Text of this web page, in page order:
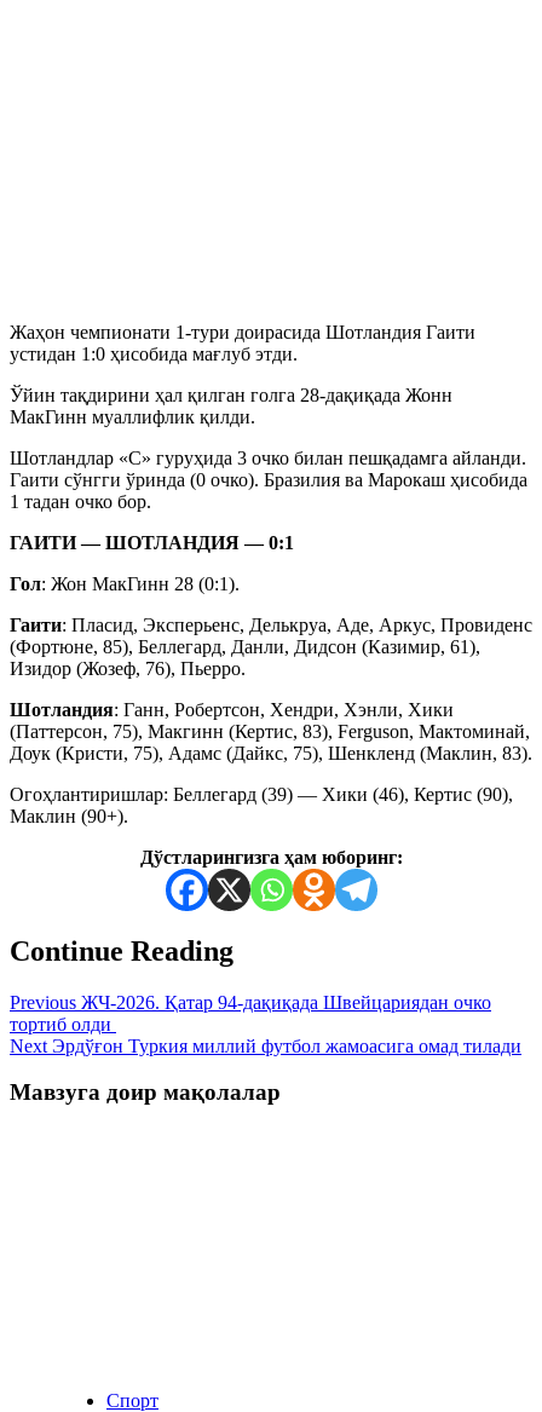
Жаҳон чемпионати 1-тури доирасида Шотландия Гаити
устидан 1:0 ҳисобида мағлуб этди.
Ўйин тақдирини ҳал қилган голга 28-дақиқада Жонн
МакГинн муаллифлик қилди.
Шотландлар «C» гуруҳида 3 очко билан пешқадамга айланди.
Гаити сўнгги ўринда (0 очко). Бразилия ва Марокаш ҳисобида
1 тадан очко бор.
ГАИТИ — ШОТЛАНДИЯ — 0:1
Гол: Жон МакГинн 28 (0:1).
Гаити: Пласид, Эксперьенс, Делькруа, Аде, Аркус, Провиденс
(Фортюне, 85), Беллегард, Данли, Дидсон (Казимир, 61),
Изидор (Жозеф, 76), Пьерро.
Шотландия: Ганн, Робертсон, Хендри, Хэнли, Хики
(Паттерсон, 75), Макгинн (Кертис, 83), Ferguson, Мактоминай,
Доук (Кристи, 75), Адамс (Дайкс, 75), Шенкленд (Маклин, 83).
Огоҳлантиришлар: Беллегард (39) — Хики (46), Кертис (90),
Маклин (90+).
Дўстларингизга ҳам юборинг:
Continue Reading
Previous ЖЧ-2026. Қатар 94-дақиқада Швейцариядан очко
тортиб олди
Next Эрдўғон Туркия миллий футбол жамоасига омад тилади
Мавзуга доир мақолалар
Спорт